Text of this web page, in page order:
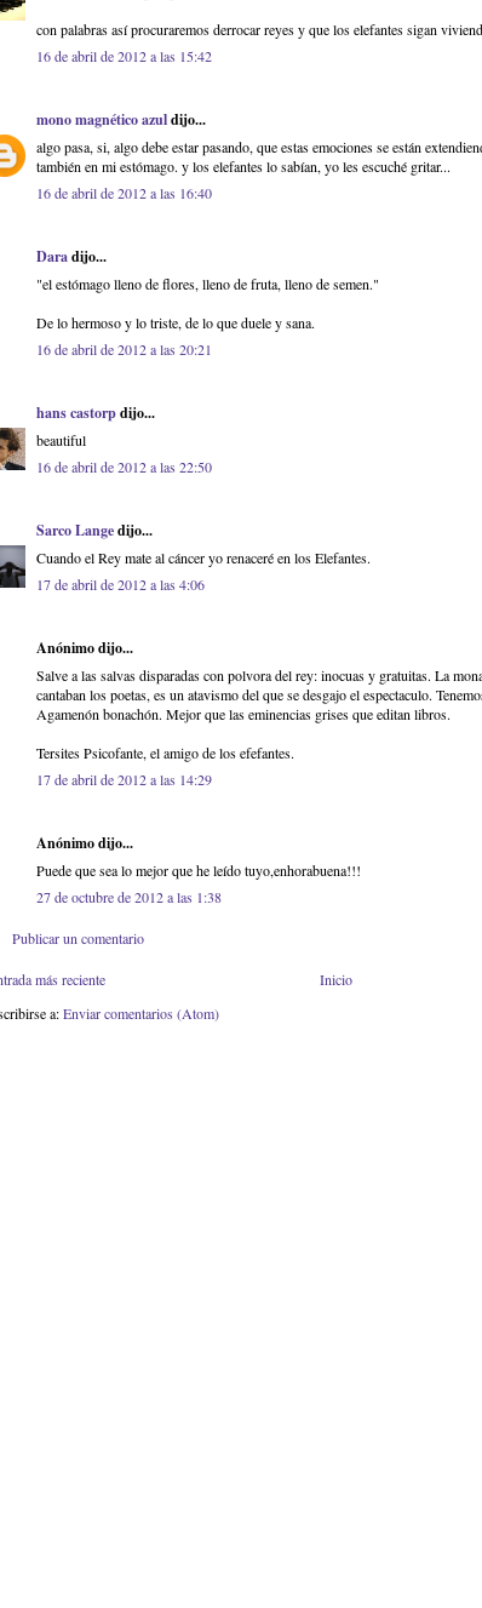
con palabras así procuraremos derrocar reyes y que los elefantes sigan
16 de abril de 2012 a las 15:42
mono magnético azuldijo...
algo pasa, si, algo debe estar pasando, que estas emociones se están
también en mi estómago. y los elefantes lo sabían, yo les escuché gritar...
16 de abril de 2012 a las 16:40
Daradijo...
"el estómago lleno de flores, lleno de fruta, lleno de semen."
De lo hermoso y lo triste, de lo que duele y sana.
16 de abril de 2012 a las 20:21
hans castorpdijo...
beautiful
16 de abril de 2012 a las 22:50
Sarco Langedijo...
Cuando el Rey mate al cáncer yo renaceré en los Elefantes.
17 de abril de 2012 a las 4:06
Anónimo dijo...
Salve a las salvas disparadas con polvora del rey: inocuas y gratuitas. La
cantaban los poetas, es un atavismo del que se desgajo el espectaculo.
Agamenón bonachón. Mejor que las eminencias grises que editan libros.
Tersites Psicofante, el amigo de los efefantes.
17 de abril de 2012 a las 14:29
Anónimo dijo...
Puede que sea lo mejor que he leído tuyo,enhorabuena!!!
27 de octubre de 2012 a las 1:38
Publicar un comentario
más reciente
Inicio
a:Enviar comentarios (Atom)